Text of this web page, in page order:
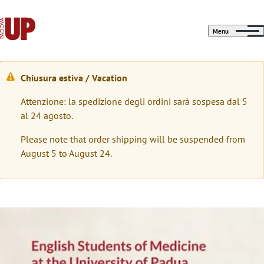
Menu
M
e
s
s
a
g
Chiusura estiva / Vacation
Attenzione: la spedizione degli ordini sarà sospesa dal 5
al 24 agosto.
Please note that order shipping will be suspended from
August 5 to August 24.